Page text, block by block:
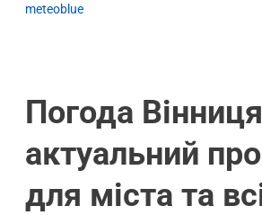
meteoblue
Погода
актуальний
для міста та